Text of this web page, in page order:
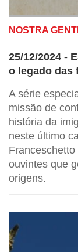
NOSTRA
25/12/2024 -
o legado das
A série
missão de
história da
neste último
ouvintes que
origens.